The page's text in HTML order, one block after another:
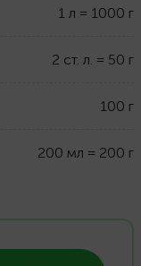
1 л = 1000 г
2 ст. л. = 50 г
100 г
200 мл = 200 г